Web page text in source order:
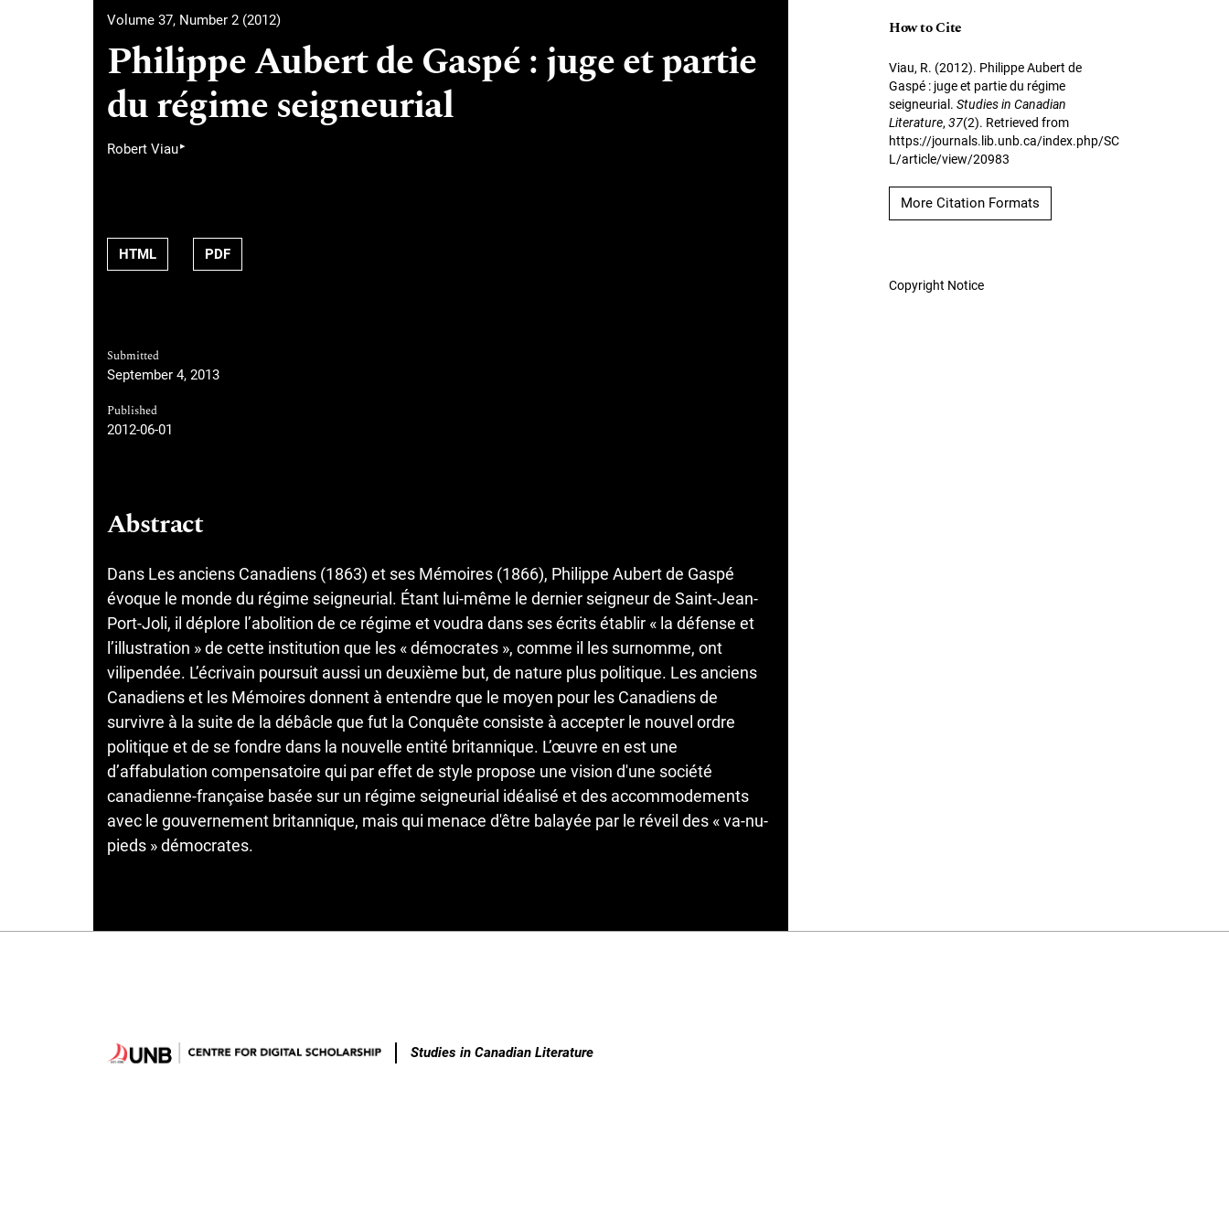
Volume 37, Number 2 (2012)
Philippe Aubert de Gaspé : juge et partie
du régime seigneurial
Robert Viau▸
HTML PDF
Submitted
September 4, 2013
Published
2012-06-01
Abstract
Dans Les anciens Canadiens (1863) et ses Mémoires (1866), Philippe Aubert de Gaspé
évoque le monde du régime seigneurial. Étant lui-même le dernier seigneur de Saint-Jean-
Port-Joli, il déplore l’abolition de ce régime et voudra dans ses écrits établir « la défense et
l’illustration » de cette institution que les « démocrates », comme il les surnomme, ont
vilipendée. L’écrivain poursuit aussi un deuxième but, de nature plus politique. Les anciens
Canadiens et les Mémoires donnent à entendre que le moyen pour les Canadiens de
survivre à la suite de la débâcle que fut la Conquête consiste à accepter le nouvel ordre
politique et de se fondre dans la nouvelle entité britannique. L’œuvre en est une
d’affabulation compensatoire qui par effet de style propose une vision d'une société
canadienne-française basée sur un régime seigneurial idéalisé et des accommodements
avec le gouvernement britannique, mais qui menace d'être balayée par le réveil des « va-nu-
pieds » démocrates.
How to Cite
Viau, R. (2012). Philippe Aubert de
Gaspé : juge et partie du régime
seigneurial. Studies in Canadian
Literature,37(2). Retrieved from
https://journals.lib.unb.ca/index.php/SC
L/article/view/20983
More Citation Formats
Copyright Notice
Studies in Canadian Literature